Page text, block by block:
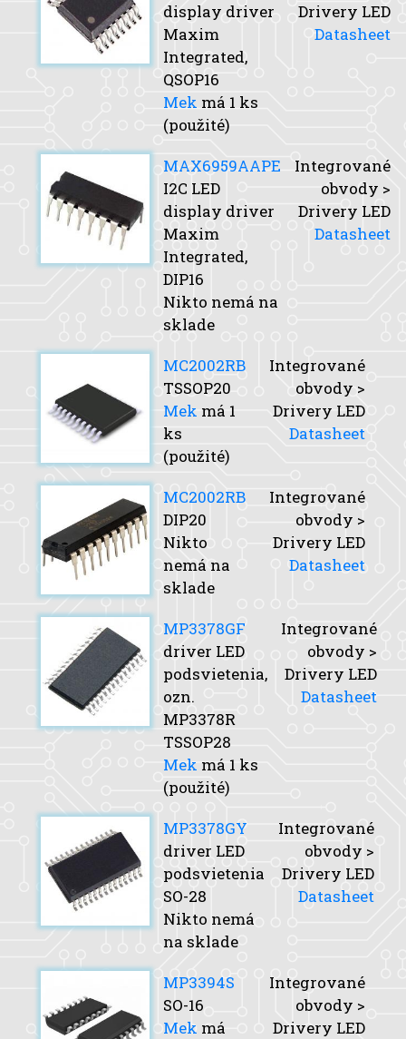
display driver
Maxim
Integrated,
QSOP16
Mek má 1 ks
(použité)
Drivery LED
Datasheet
MAX6959AAPE
I2C LED
display driver
Maxim
Integrated,
DIP16
Nikto nemá na
sklade
Integrované
obvody >
Drivery LED
Datasheet
MC2002RB
TSSOP20
Mek má 1
ks
(použité)
Integrované
obvody >
Drivery LED
Datasheet
MC2002RB
DIP20
Nikto
nemá na
sklade
Integrované
obvody >
Drivery LED
Datasheet
MP3378GF
driver LED
podsvietenia,
ozn.
MP3378R
TSSOP28
Mek má 1 ks
(použité)
Integrované
obvody >
Drivery LED
Datasheet
MP3378GY
driver LED
podsvietenia
SO-28
Nikto nemá
na sklade
Integrované
obvody >
Drivery LED
Datasheet
MP3394S
SO-16
Mek má
Integrované
obvody >
Drivery LED